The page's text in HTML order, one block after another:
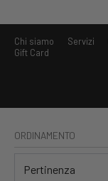
Chi siamo Servizi
Gift Card
ORDINAMENTO